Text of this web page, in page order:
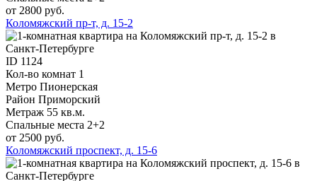
от 2800 руб.
Коломяжский пр-т, д. 15-2
ID 1124
Кол-во комнат 1
Метро Пионерская
Район Приморский
Метраж 55 кв.м.
Спальные места 2+2
от 2500 руб.
Коломяжский проспект, д. 15-6